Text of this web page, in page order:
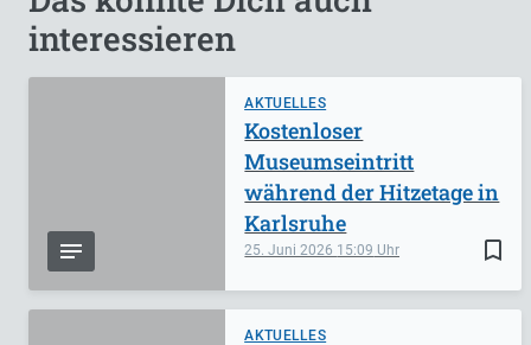
interessieren
AKTUELLES
bookmark_border
25. Juni 2026 15:09
Kostenloser
Museumseintritt
während der Hitzetage in
Karlsruhe
AKTUELLES